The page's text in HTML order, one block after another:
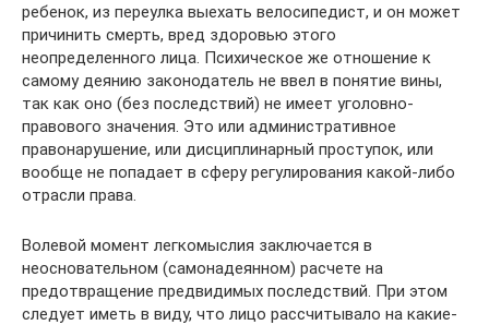
ребенок, из переулка выехать велосипедист, и он может
причинить смерть, вред здоровью этого
неопределенного лица. Психическое же отношение к
самому деянию законодатель не ввел в понятие вины,
так как оно (без последствий) не имеет уголовно-
правового значения. Это или административное
правонарушение, или дисциплинарный проступок, или
вообще не попадает в сферу регулирования какой-либо
отрасли права.
Волевой момент легкомыслия заключается в
неосновательном (самонадеянном) расчете на
предотвращение предвидимых последствий. При этом
следует иметь в виду, что лицо рассчитывало на какие-